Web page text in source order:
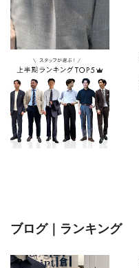
ブログ｜ランキング